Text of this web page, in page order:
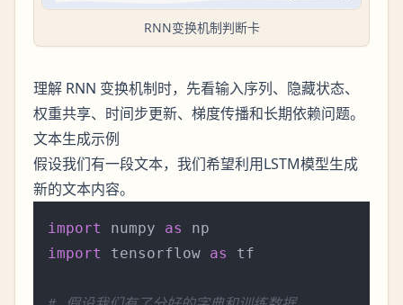
RNN变换机制判断卡
理解 RNN 变换机制时，先看输入序列、隐藏状态、
权重共享、时间步更新、梯度传播和长期依赖问题。
文本生成示例
假设我们有一段文本，我们希望利用LSTM模型生成
新的文本内容。
import numpy as
import
tensorflow as tf